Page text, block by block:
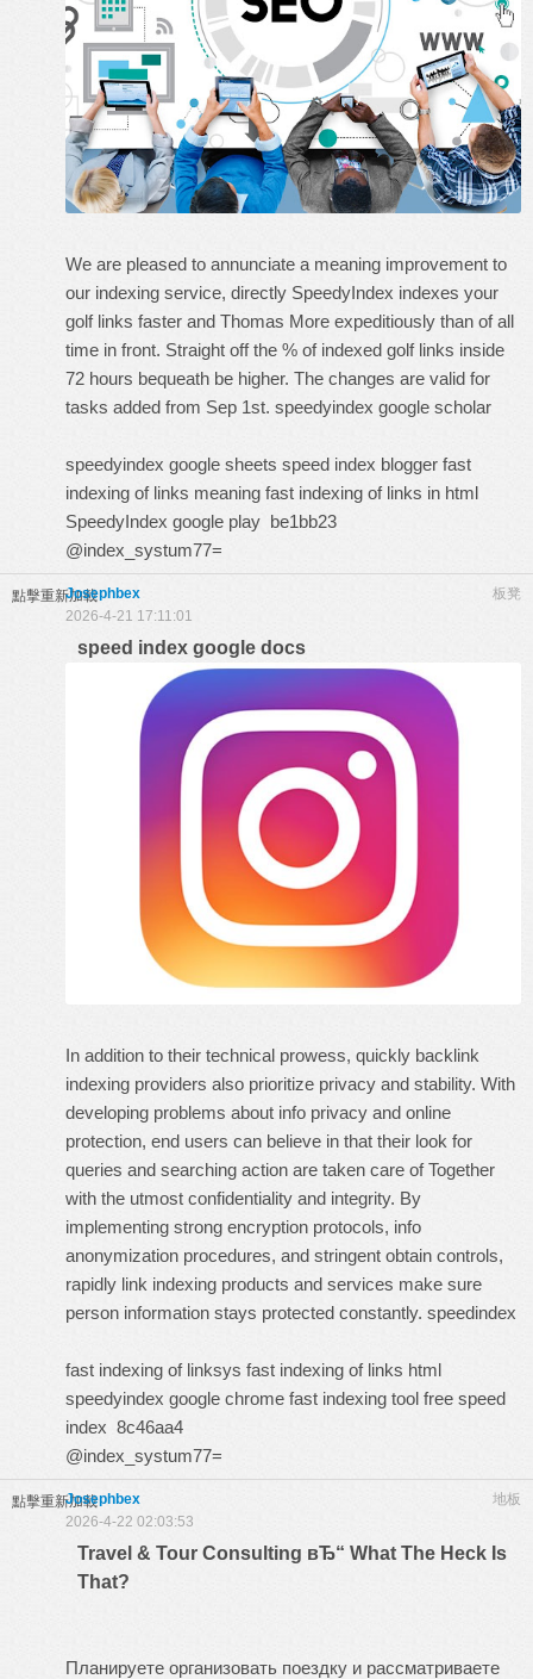
We are pleased to annunciate a meaning improvement to
our indexing service, directly SpeedyIndex indexes your
golf links faster and Thomas More expeditiously than of all
time in front. Straight off the % of indexed golf links inside
72 hours bequeath be higher. The changes are valid for
tasks added from Sep 1st. speedyindex google scholar
speedyindex google sheets speed index blogger fast
indexing of links meaning fast indexing of links in html
SpeedyIndex google play be1bb23
@index_systum77=
點擊重新加載 板凳
Josephbex
2026-4-21 17:11:01
speed index google docs
In addition to their technical prowess, quickly backlink
indexing providers also prioritize privacy and stability. With
developing problems about info privacy and online
protection, end users can believe in that their look for
queries and searching action are taken care of Together
with the utmost confidentiality and integrity. By
implementing strong encryption protocols, info
anonymization procedures, and stringent obtain controls,
rapidly link indexing products and services make sure
person information stays protected constantly. speedindex
fast indexing of linksys fast indexing of links html
speedyindex google chrome fast indexing tool free speed
index 8c46aa4
@index_systum77=
點擊重新加載 地板
Josephbex
2026-4-22 02:03:53
Travel & Tour Consulting вЂ“ What The Heck Is
That?
Планируете организовать поездку и рассматриваете